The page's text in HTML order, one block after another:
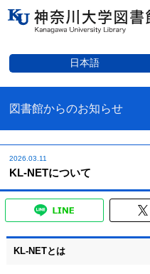
日本語
図書館からのお知らせ
2026.03.11
KL-NETについて
KL-NETとは